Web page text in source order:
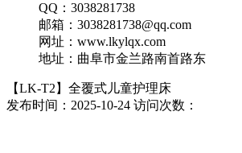
QQ：3038281738
邮箱：3038281738@qq.com
网址：www.lkylqx.com
地址：曲阜市金兰路南首路东
【LK-T2】全覆式儿童护理床
发布时间：2025-10-24 访问次数：